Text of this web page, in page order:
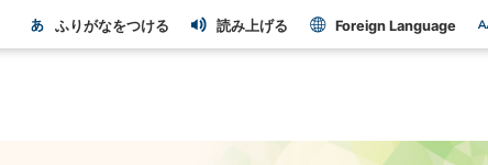
ふりがなをつける 読み上げる Foreign Language